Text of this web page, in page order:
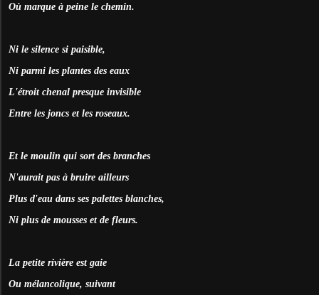
Où marque à peine le chemin.
Ni le silence si paisible,
Ni parmi les plantes des eaux
L'étroit chenal presque invisible
Entre les joncs et les roseaux.
Et le moulin qui sort des branches
N'aurait pas à bruire ailleurs
Plus d'eau dans ses palettes blanches,
Ni plus de mousses et de fleurs.
La petite rivière est gaie
Ou mélancolique, suivant